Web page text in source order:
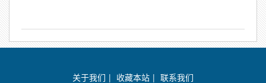
关于我们 | 收藏本站 | 联系我们